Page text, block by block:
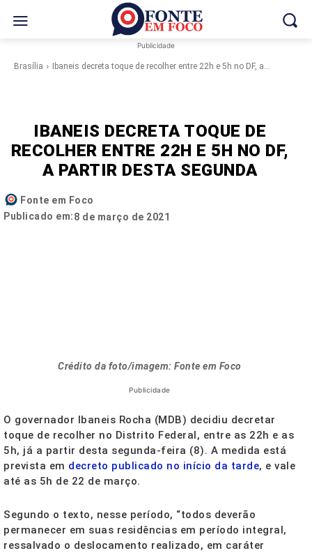
Publicidade
Brasília Ibaneis decreta toque de recolher entre 22h e 5h no DF, a...
IBANEIS DECRETA TOQUE DE
RECOLHER ENTRE 22H E 5H NO DF,
A PARTIR DESTA SEGUNDA
Fonte em Foco
Publicado em:8 de março de 2021
Crédito da foto/imagem: Fonte em Foco
Publicidade
O governador Ibaneis Rocha (MDB) decidiu decretar
toque de recolher no Distrito Federal, entre as 22h e as
5h, já a partir desta segunda-feira (8). A medida está
prevista em decreto publicado no início da tarde, e vale
até as 5h de 22 de março.
Segundo o texto, nesse período, “todos deverão
permanecer em suas residências em período integral,
ressalvado o deslocamento realizado, em caráter